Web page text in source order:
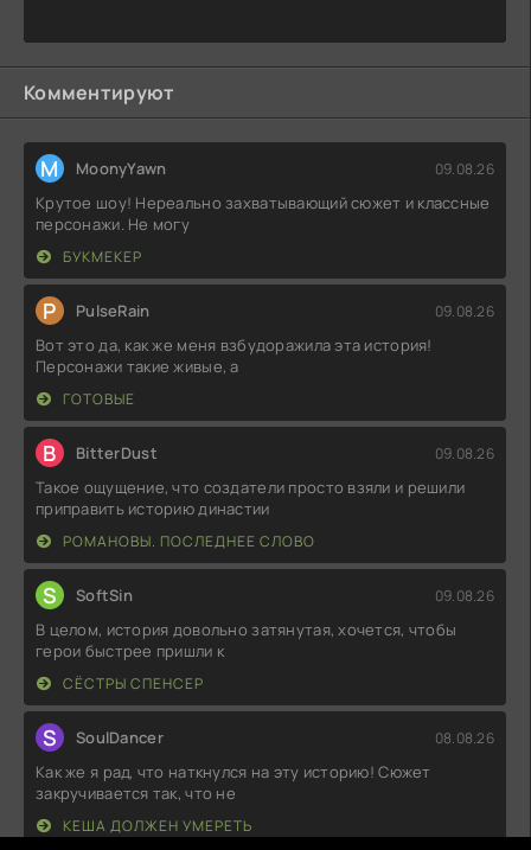
Комментируют
M MoonyYawn 09.08.26
Крутое шоу! Нереально захватывающий сюжет и классные
персонажи. Не могу
БУКМЕКЕР
P PulseRain 09.08.26
Вот это да, как же меня взбудоражила эта история!
Персонажи такие живые, а
ГОТОВЫЕ
B BitterDust 09.08.26
Такое ощущение, что создатели просто взяли и решили
приправить историю династии
РОМАНОВЫ. ПОСЛЕДНЕЕ СЛОВО
S SoftSin 09.08.26
В целом, история довольно затянутая, хочется, чтобы
герои быстрее пришли к
СЁСТРЫ СПЕНСЕР
S SoulDancer 08.08.26
Как же я рад, что наткнулся на эту историю! Сюжет
закручивается так, что не
КЕША ДОЛЖЕН УМЕРЕТЬ